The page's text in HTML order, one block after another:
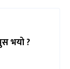
भयो ?